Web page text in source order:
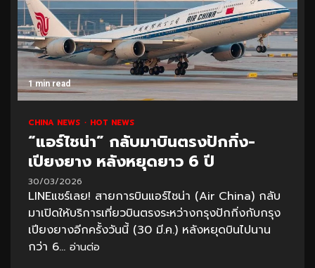
1 min read
CHINA NEWS HOT NEWS
“แอร์ไชน่า” กลับมาบินตรงปักกิ่ง-
เปียงยาง หลังหยุดยาว 6 ปี
30/03/2026
LINEแชร์เลย! สายการบินแอร์ไชน่า (Air China) กลับ
มาเปิดให้บริการเที่ยวบินตรงระหว่างกรุงปักกิ่งกับกรุง
เปียงยางอีกครั้งวันนี้ (30 มี.ค.) หลังหยุดบินไปนาน
กว่า 6... อ่านต่อ